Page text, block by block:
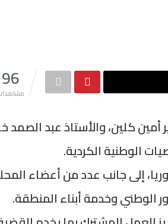
96
كلين، والأستاذ عبد الصمد
الوطنية الكردية.
إلى جانب عدد من أعضاء
الوطني وخدمة أبناء المنطقة.